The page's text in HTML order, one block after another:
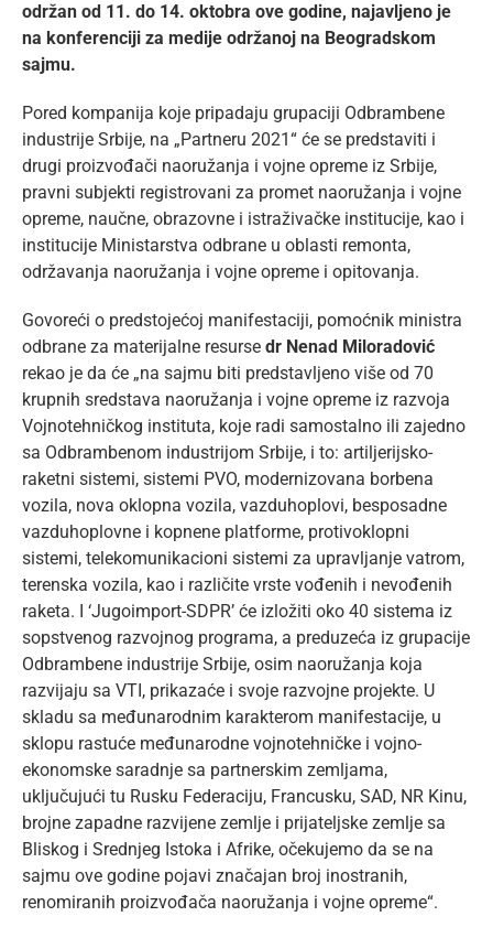
održan od 11. do 14. oktobra ove godine, najavljeno je
na konferenciji za medije održanoj na Beogradskom
sajmu.
Pored kompanija koje pripadaju grupaciji Odbrambene
industrije Srbije, na „Partneru 2021“ će se predstaviti i
drugi proizvođači naoružanja i vojne opreme iz Srbije,
pravni subjekti registrovani za promet naoružanja i vojne
opreme, naučne, obrazovne i istraživačke institucije, kao i
institucije Ministarstva odbrane u oblasti remonta,
održavanja naoružanja i vojne opreme i opitovanja.
Govoreći o predstojećoj manifestaciji, pomoćnik ministra
odbrane za materijalne resurse dr Nenad Miloradović
rekao je da će „na sajmu biti predstavljeno više od 70
krupnih sredstava naoružanja i vojne opreme iz razvoja
Vojnotehničkog instituta, koje radi samostalno ili zajedno
sa Odbrambenom industrijom Srbije, i to: artiljerijsko-
raketni sistemi, sistemi PVO, modernizovana borbena
vozila, nova oklopna vozila, vazduhoplovi, besposadne
vazduhoplovne i kopnene platforme, protivoklopni
sistemi, telekomunikacioni sistemi za upravljanje vatrom,
terenska vozila, kao i različite vrste vođenih i nevođenih
raketa. I ‘Jugoimport-SDPR’ će izložiti oko 40 sistema iz
sopstvenog razvojnog programa, a preduzeća iz grupacije
Odbrambene industrije Srbije, osim naoružanja koja
razvijaju sa VTI, prikazaće i svoje razvojne projekte. U
skladu sa međunarodnim karakterom manifestacije, u
sklopu rastuće međunarodne vojnotehničke i vojno-
ekonomske saradnje sa partnerskim zemljama,
uključujući tu Rusku Federaciju, Francusku, SAD, NR Kinu,
brojne zapadne razvijene zemlje i prijateljske zemlje sa
Bliskog i Srednjeg Istoka i Afrike, očekujemo da se na
sajmu ove godine pojavi značajan broj inostranih,
renomiranih proizvođača naoružanja i vojne opreme“.